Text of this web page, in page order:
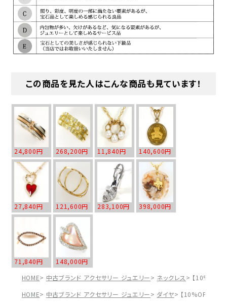
この商品を見た人はこんな商品も見ています！
24,800円 268,200円 11,840円 140,600円
27,840円 121,600円 283,100円 398,000円
71,840円
148,000円
HOME
中古ブランド アクセサリー ジュエリー ネックレス
【10%OFF
HOME
中古ブランド アクセサリー ジュエリー ダイヤ 【10%OFF】